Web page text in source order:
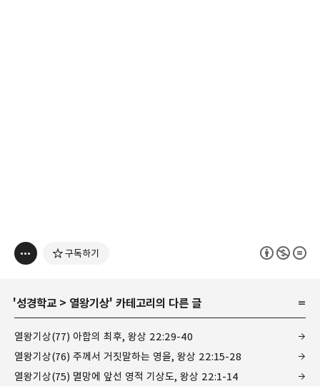
구독하기
'성경학교 > 열왕기상' 카테고리의 다른 글
열왕기상(77) 아합의 최후, 왕상 22:29-40
열왕기상(76) 주께서 거짓말하는 영을, 왕상 22:15-28
열왕기상(75) 멸망에 앞선 영적 기상도, 왕상 22:1-14